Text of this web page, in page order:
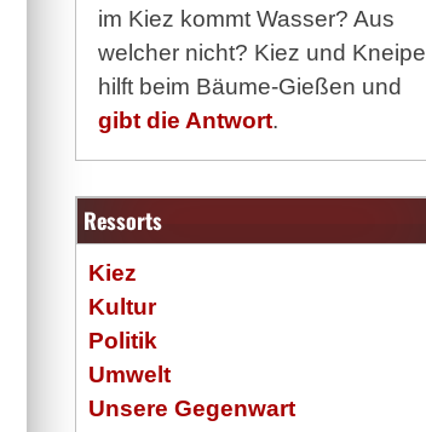
im Kiez kommt Wasser? Aus
welcher nicht? Kiez und Kneipe
hilft beim Bäume-Gießen und
gibt die Antwort.
Ressorts
Kiez
Kultur
Politik
Umwelt
Unsere Gegenwart